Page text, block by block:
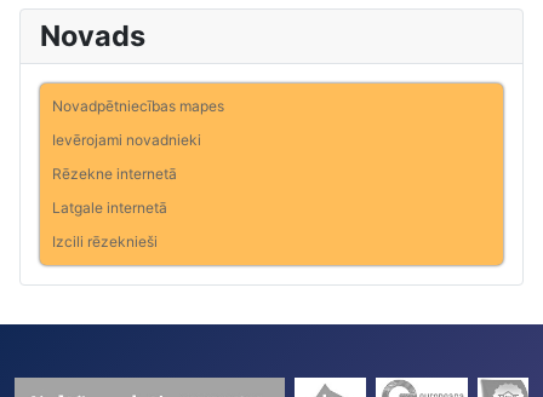
Novads
Novadpētniecības mapes
Ievērojami novadnieki
Rēzekne internetā
Latgale internetā
Izcili rēzeknieši